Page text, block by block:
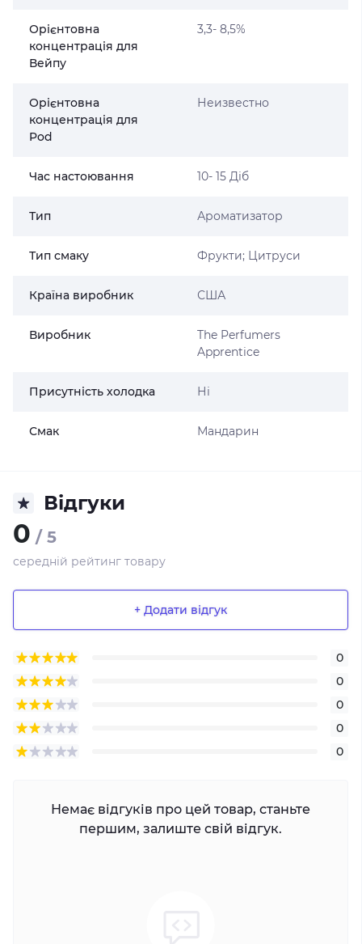
Орієнтовна
концентрація для
Вейпу
3,3- 8,5%
Орієнтовна
концентрація для
Pod
Неизвестно
Час настоювання 10- 15 Діб
Тип Ароматизатор
Тип смаку Фрукти; Цитруси
Країна виробник США
Виробник
The Perfumers
Apprentice
Присутність холодка Ні
Смак Мандарин
Відгуки
0 / 5
середній рейтинг товару
+ Додати відгук
0
0
0
0
0
Немає відгуків про цей товар, станьте
першим, залиште свій відгук.